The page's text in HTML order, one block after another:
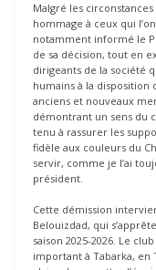
Malgré les
hommage à ceux qui
notamment informé le
de sa décision, tout en
dirigeants de la société
humains à la disposition
anciens et nouveaux
démontrant un sens du
tenu à rassurer les
fidèle aux couleurs du
servir, comme je l’ai
président.
Cette démission
Belouizdad, qui
saison 2025-2026. Le
important à Tabarka, en